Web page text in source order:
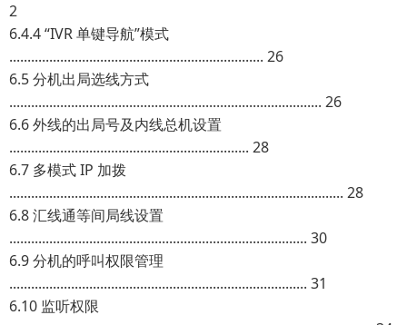
2
6.4.4 “IVR 单键导航”模式
...................................................................... 26
6.5 分机出局选线方式
...................................................................................... 26
6.6 外线的出局号及内线总机设置
.................................................................. 28
6.7 多模式 IP 加拨
............................................................................................ 28
6.8 汇线通等间局线设置
.................................................................................. 30
6.9 分机的呼叫权限管理
.................................................................................. 31
6.10 监听权限